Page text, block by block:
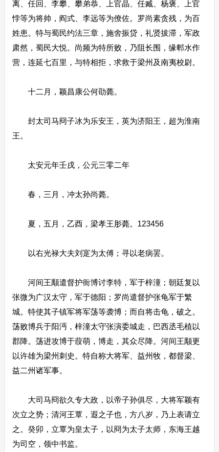
离、任回、李攀、攀弟恭、上官晶、任臧、杨褒、上官
悖等为将帅，阎式、李远等为僚佐。罗尚素贪残，为百
姓患。特与蜀民约法三章，施舍振贷，礼贤拔滞，军政
肃然，蜀民大悦。尚频为特所败，乃阻长围，缘郫水作
营，连延七百里，与特相拒，求救于梁州及南夷校尉。
十二月，颖昌康公何劭薨。
封太司马冏子冰为乐安王，英为济阳王，超为淮南
王。
太安元年壬戌，公元三零二年
春，三月，冲太孙尚薨。
夏，五月，乙酉，梁孝王肜薨。123456
以右光禄大夫刘寔为太傅；寻以老病罢。
河间王颙遣督护衙博讨李特，军于梓潼；朝廷复以
张微为广汉太守，军于德阳；罗尚遣督护张龟军于繁
城。特使其子镇军将军荡等袭博；而自将击龟，破之。
荡败博兵于阳沔，梓潼太守张演委城走，巴西丞毛植以
郡降。荡进攻博于葭萌，博走，其众尽降。河间王颙更
以许雄为梁州刺史。特自称大将军、益州牧，都督梁、
益二州诸军事。
大司马冏欲久专大政，以帝子孙俱尽，大将军颖有
次立之势；清河王覃，遐之子也，方八岁，乃上表请立
之。癸卯，立覃为皇太子，以冏为太子太师，东海王越
为司空，领中书监。